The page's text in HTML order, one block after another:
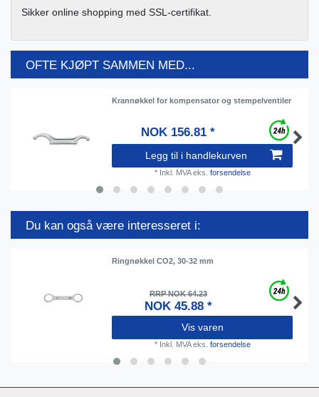
Sikker online shopping med SSL-certifikat.
OFTE KJØPT SAMMEN MED...
Krannøkkel for kompensator og stempelventiler
NOK 156.81 *
Legg til i handlekurven
* Inkl. MVAeks. forsendelse
Du kan også være interesseret i:
Ringnøkkel CO2, 30-32 mm
RRP NOK 64.23
NOK 45.88 *
Vis varen
* Inkl. MVAeks. forsendelse